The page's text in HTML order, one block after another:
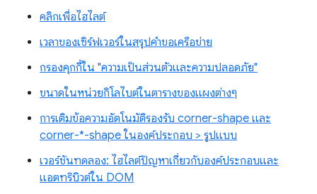
คลิกเพื่อไฮไลต์
เวลาของเซิร์ฟเวอร์ในสรุปคำขอเครือข่าย
กรองคุกกี้ใน "ความเป็นส่วนตัวและความปลอดภัย"
ขนาดในหน่วยกิโลไบต์ในตารางของแผงต่างๆ
การเติมข้อความอัตโนมัติรองรับ corner-shape และ
corner-*-shape ในองค์ประกอบ > รูปแบบ
เวอร์ชันทดลอง: ไฮไลต์ปัญหาเกี่ยวกับองค์ประกอบและ
แอตทริบิวต์ใน DOM